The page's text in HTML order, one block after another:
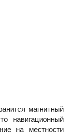
магнитный
навигационный
на местности